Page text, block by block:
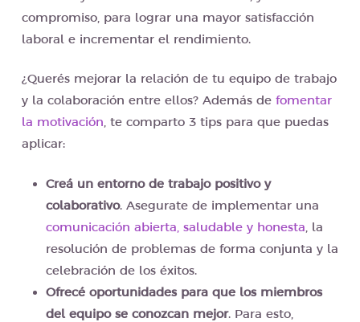
compromiso, para lograr una mayor satisfacción
laboral e incrementar el rendimiento.
¿Querés mejorar la relación de tu equipo de trabajo
y la colaboración entre ellos? Además de fomentar
la motivación , te comparto 3 tips para que puedas
aplicar:
Creá un entorno de trabajo positivo y
colaborativo. Asegurate de implementar una
comunicación abierta, saludable y honesta , la
resolución de problemas de forma conjunta y la
celebración de los éxitos.
Ofrecé oportunidades para que los miembros
del equipo se conozcan mejor. Para esto,